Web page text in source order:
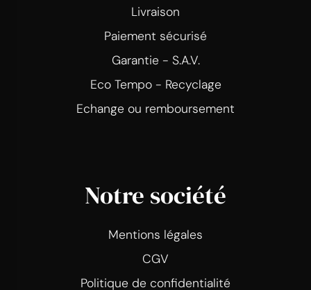
Livraison
Paiement sécurisé
Garantie - S.A.V.
Eco Tempo - Recyclage
Echange ou remboursement
Notre société
Mentions légales
CGV
Politique de confidentialité